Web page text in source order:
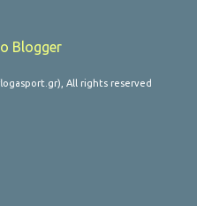
Blogger
All rights reserved